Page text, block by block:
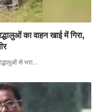
का वाहन खाई में गिरा,
से भरा…